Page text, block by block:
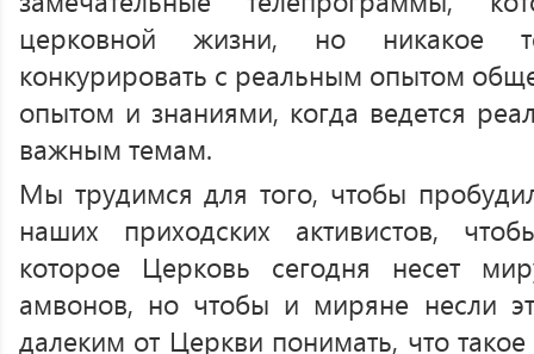
церковной жизни, но никакое
конкурировать с реальным опытом
опытом и знаниями, когда ведется
важным темам.
Мы трудимся для того, чтобы
наших приходских активистов,
которое Церковь сегодня несет
амвонов, но чтобы и миряне несли
далеким от Церкви понимать, что